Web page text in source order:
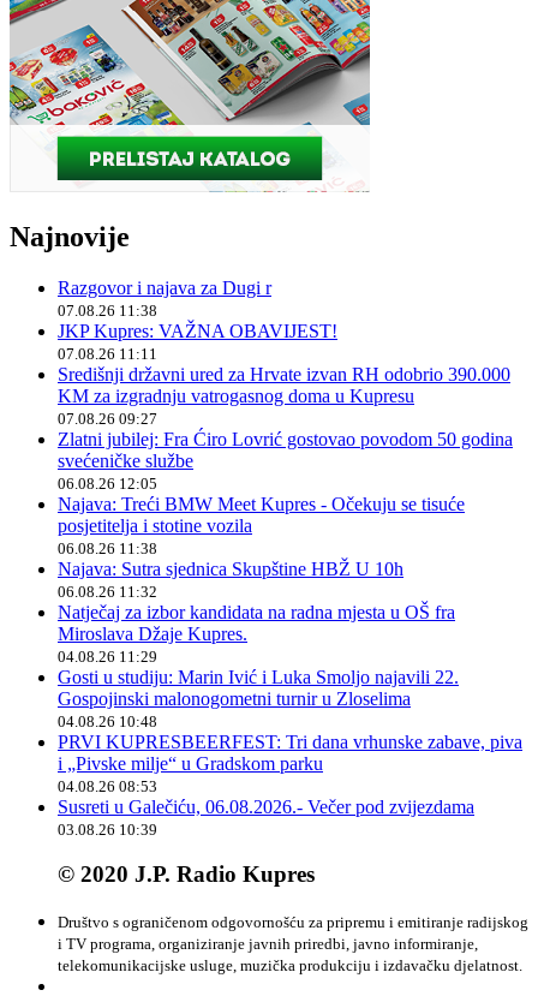
Najnovije
Razgovor i najava za Dugi r
07.08.26 11:38
JKP Kupres: VAŽNA OBAVIJEST!
07.08.26 11:11
Središnji državni ured za Hrvate izvan RH odobrio 390.000
KM za izgradnju vatrogasnog doma u Kupresu
07.08.26 09:27
Zlatni jubilej: Fra Ćiro Lovrić gostovao povodom 50 godina
svećeničke službe
06.08.26 12:05
Najava: Treći BMW Meet Kupres - Očekuju se tisuće
posjetitelja i stotine vozila
06.08.26 11:38
Najava: Sutra sjednica Skupštine HBŽ U 10h
06.08.26 11:32
Natječaj za izbor kandidata na radna mjesta u OŠ fra
Miroslava Džaje Kupres.
04.08.26 11:29
Gosti u studiju: Marin Ivić i Luka Smoljo najavili 22.
Gospojinski malonogometni turnir u Zloselima
04.08.26 10:48
PRVI KUPRESBEERFEST: Tri dana vrhunske zabave, piva
i „Pivske milje“ u Gradskom parku
04.08.26 08:53
Susreti u Galečiću, 06.08.2026.- Večer pod zvijezdama
03.08.26 10:39
© 2020 J.P. Radio Kupres
Društvo s ograničenom odgovornošću za pripremu i emitiranje radijskog
i TV programa, organiziranje javnih priredbi, javno informiranje,
telekomunikacijske usluge, muzička produkciju i izdavačku djelatnost.